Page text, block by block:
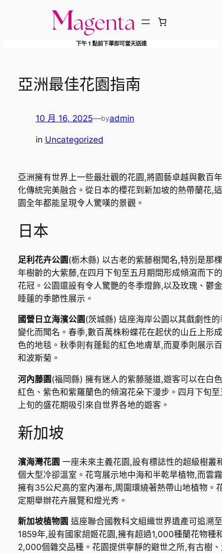
下午 1 點前下單即可當天送達
亞洲最佳花園指南
10 月 16, 2025—byadmin
in Uncategorized
亞洲擁有世界上一些最壯觀的花園,將園藝卓越與數百
化傳統完美融合。從日本的櫻花到新加坡的熱帶蘭花,
園全年都能呈現令人驚嘆的景觀。
日本
足利花卉公園(栃木縣) 以古老的紫藤樹聞名,特別是那
年樹齡的大紫藤,在四月下旬至五月期間形成傾瀉而下
花冠。公園還設有令人驚艷的冬季燈飾,以及玫瑰、鬱
睡蓮的季節性展示。
國營日立海濱公園(茨城縣) 這座海岸公園以其戲劇性的
變化而聞名。春季,數百萬株粉蝶花在起伏的山丘上形
色的地毯。秋季則有蓬鬆的紅色地膚草,而夏季則展示
和波斯菊。
河內藤園(福岡縣) 擁有迷人的紫藤隧道,遊客可以在白
紅色、紫色和紫羅蘭色的傾瀉花朵下漫步。四月下旬至
上旬的盛花期吸引來自世界各地的遊客。
新加坡
濱海灣花園 一座未來主義花園,設有標誌性的超級樹叢
個大型冷卻溫室。花穹展示地中海和半乾旱植物,而雲
擁有35公尺高的室內瀑布,周圍環繞著熱帶山地植物。
定期舉辦花卉展覽和燈光秀。
新加坡植物園 這座聯合國教科文組織世界遺產可追溯至
1859年,設有國家胡姬花園,擁有超過1,000種蘭花物種
2,000個雜交品種。花園提供寧靜的避世之所,有古樹